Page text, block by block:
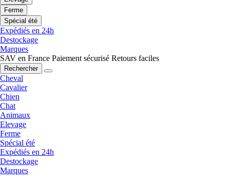
Ferme
Spécial été
Expédiés en 24h
Destockage
Marques
SAV en France Paiement sécurisé Retours faciles
Rechercher
Cheval
Cavalier
Chien
Chat
Animaux
Elevage
Ferme
Spécial été
Expédiés en 24h
Destockage
Marques